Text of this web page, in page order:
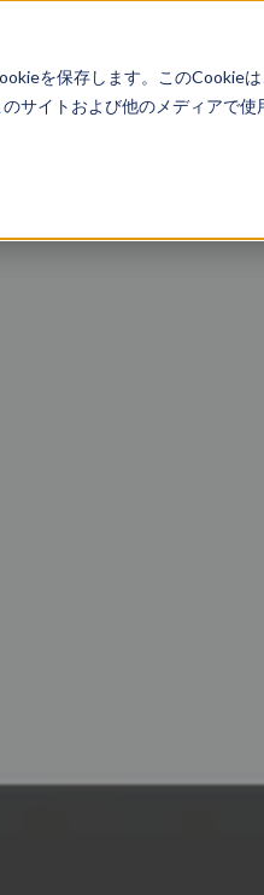
を保存します。このCookie
サイトおよび他のメディアで
About